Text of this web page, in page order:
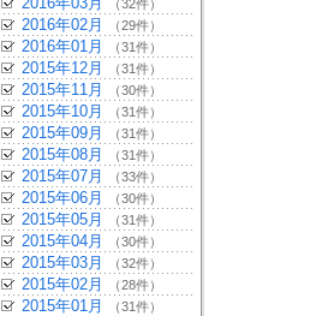
（32件）
2016年02月 （29件）
2016年01月 （31件）
2015年12月 （31件）
2015年11月 （30件）
2015年10月 （31件）
2015年09月 （31件）
2015年08月 （31件）
2015年07月 （33件）
2015年06月 （30件）
2015年05月 （31件）
2015年04月 （30件）
2015年03月 （32件）
2015年02月 （28件）
2015年01月 （31件）